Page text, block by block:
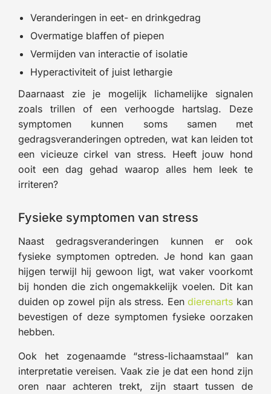
Veranderingen in eet- en drinkgedrag
Overmatige blaffen of piepen
Vermijden van interactie of isolatie
Hyperactiviteit of juist lethargie
Daarnaast zie je mogelijk lichamelijke signalen
zoals trillen of een verhoogde hartslag. Deze
symptomen kunnen soms samen met
gedragsveranderingen optreden, wat kan leiden tot
een vicieuze cirkel van stress. Heeft jouw hond
ooit een dag gehad waarop alles hem leek te
irriteren?
Fysieke symptomen van stress
Naast gedragsveranderingen kunnen er ook
fysieke symptomen optreden. Je hond kan gaan
hijgen terwijl hij gewoon ligt, wat vaker voorkomt
bij honden die zich ongemakkelijk voelen. Dit kan
duiden op zowel pijn als stress. Eendierenarts kan
bevestigen of deze symptomen fysieke oorzaken
hebben.
Ook het zogenaamde “stress-lichaamstaal” kan
interpretatie vereisen. Vaak zie je dat een hond zijn
oren naar achteren trekt, zijn staart tussen de